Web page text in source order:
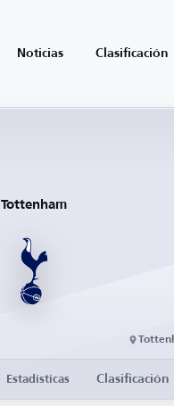
Noticias Clasificación
Tottenham
Estadísticas Clasificación